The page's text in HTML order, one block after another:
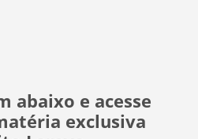
abaixo e acesse
exclusiva